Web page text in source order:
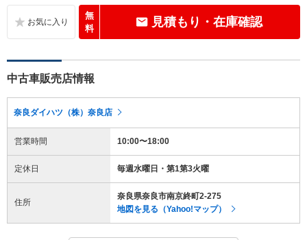
無
料
見積もり・在庫確認
中古車販売店情報
奈良ダイハツ（株）奈良店
営業時間 10:00〜18:00
定休日 毎週水曜日・第1第3火曜
住所
奈良県奈良市南京終町2-275
地図を見る（Yahoo!マップ）